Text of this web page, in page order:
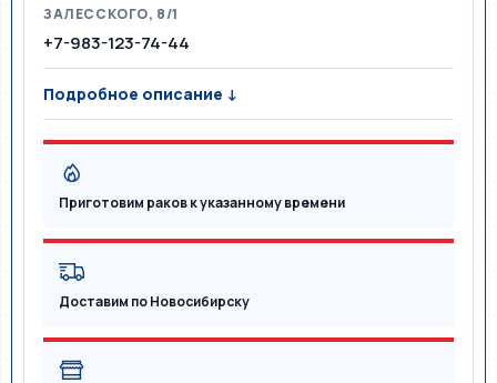
ЗАЛЕССКОГО, 8/1
+7-983-123-74-44
Подробное описание ↓
Приготовим раков к указанному времени
Доставим по Новосибирску